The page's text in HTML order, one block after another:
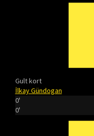
Gult kort
İlkay Gündogan
0'
0'